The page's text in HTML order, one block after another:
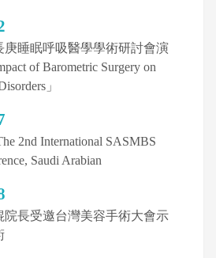
庚睡眠呼吸醫學學術研討會演
of Barometric Surgery on
」
2nd International SASMBS
Saudi Arabian
院長受邀台灣美容手術大會示